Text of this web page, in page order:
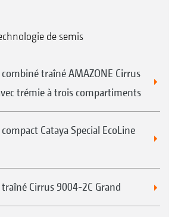
de semis
traîné AMAZONE Cirrus
trémie à trois compartiments
Cataya Special EcoLine
Cirrus 9004-2C Grand